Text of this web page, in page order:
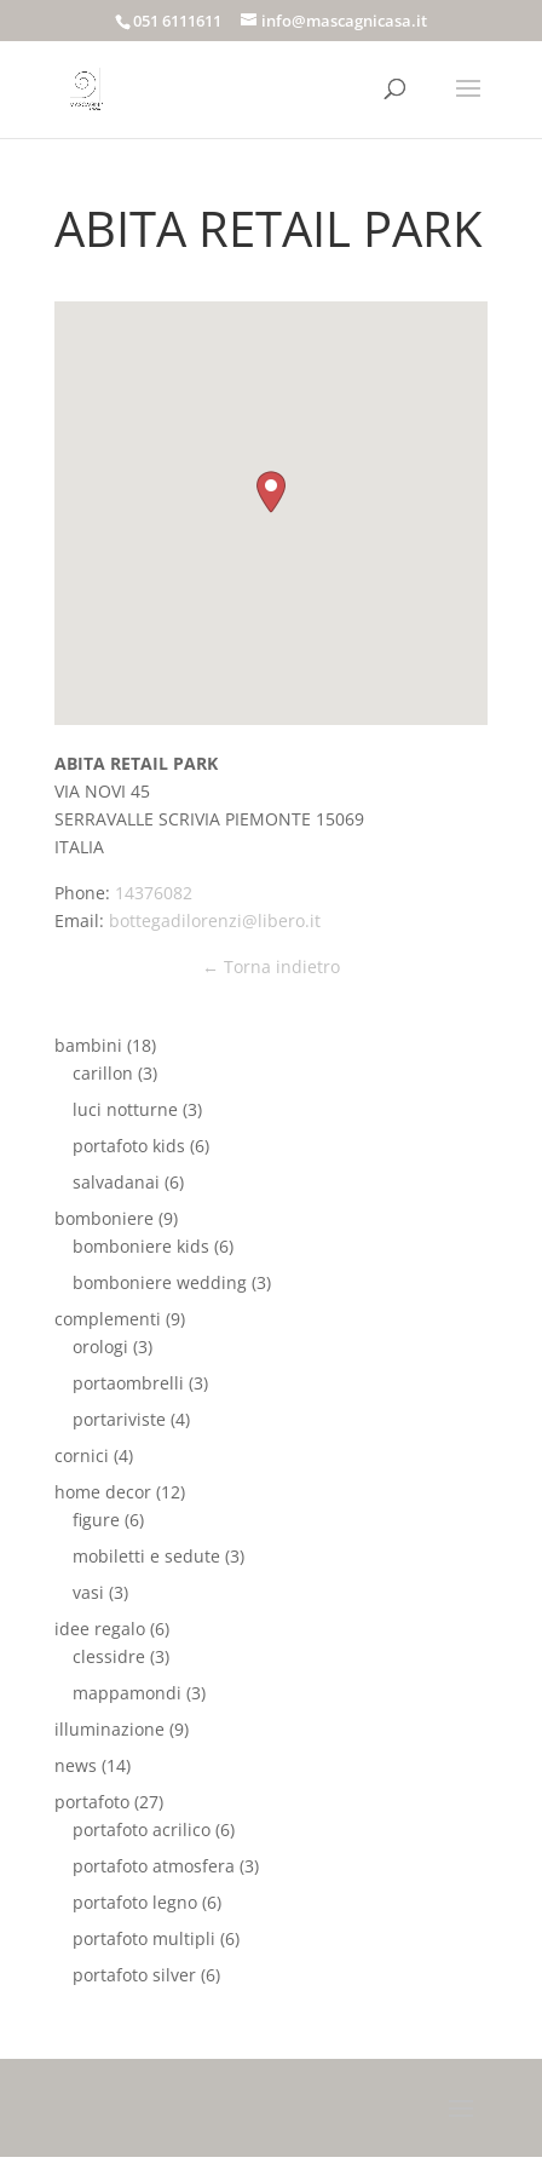
051 6111611 info@mascagnicasa.it
ABITA RETAIL PARK
ABITA RETAIL PARK
VIA NOVI 45
SERRAVALLE SCRIVIA PIEMONTE 15069
ITALIA
Phone: 14376082
Email: bottegadilorenzi@libero.it
← Torna indietro
bambini (18)
carillon (3)
luci notturne (3)
portafoto kids (6)
salvadanai (6)
bomboniere (9)
bomboniere kids (6)
bomboniere wedding(3)
complementi (9)
orologi (3)
portaombrelli (3)
portariviste (4)
cornici (4)
home decor(12)
figure (6)
mobiletti e sedute (3)
vasi (3)
idee regalo(6)
clessidre (3)
mappamondi (3)
illuminazione (9)
news (14)
portafoto(27)
portafoto acrilico(6)
portafoto atmosfera (3)
portafoto legno(6)
portafoto multipli (6)
portafoto silver(6)